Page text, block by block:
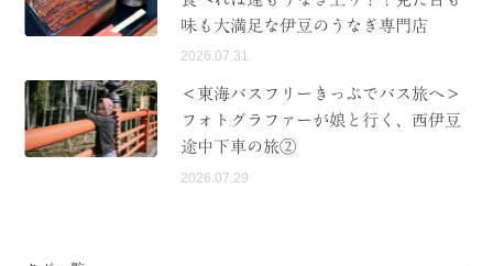
味も大満足な伊豆のうなぎ専門店
2026.07.31
＜東海バスフリーきっぷでバス旅へ＞
フォトグラファーが娘と行く、西伊豆
途中下車の旅②
2026.07.29